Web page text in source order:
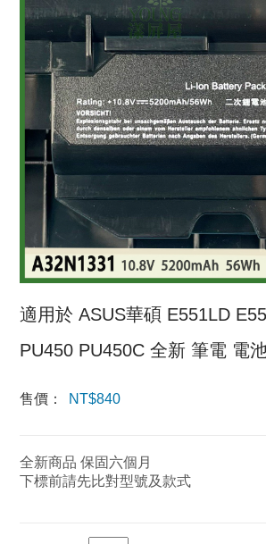
適用於 ASUS華碩 E551LD
PU450 PU450C 全新 筆電 電
售價： NT$840
全新商品 保固六個月
下標前請先比對型號及款式